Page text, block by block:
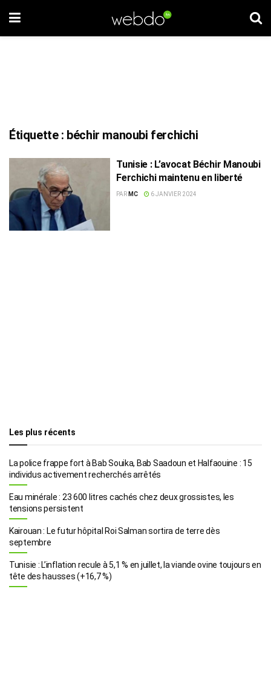
Étiquette : béchir manoubi ferchichi
Tunisie : L’avocat Béchir Manoubi
Ferchichi maintenu en liberté
PAR MC 6 JANVIER 2024
Les plus récents
La police frappe fort à Bab Souika, Bab Saadoun et Halfaouine : 15
individus activement recherchés arrêtés
Eau minérale : 23 600 litres cachés chez deux grossistes, les
tensions persistent
Kairouan : Le futur hôpital Roi Salman sortira de terre dès
septembre
Tunisie : L’inflation recule à 5,1 % en juillet, la viande ovine toujours en
tête des hausses (+16,7 %)